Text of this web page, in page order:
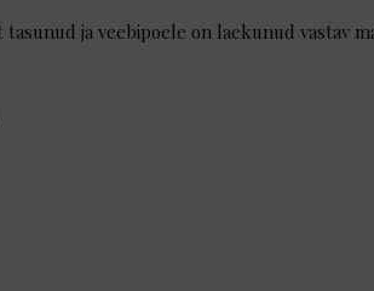
ja veebipoele on laekunud vastav